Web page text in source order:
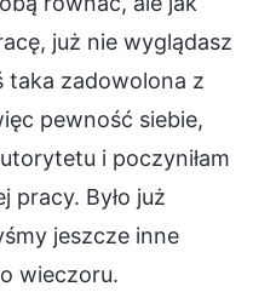
już nie wyglądasz
taka zadowolona z
pewność siebie,
i poczyniłam
pracy. Było już
jeszcze inne
wieczoru.